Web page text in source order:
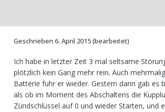
Geschrieben 6. April 2015(bearbeitet)
Ich habe in letzter Zeit 3 mal seltsame
plötzlich kein Gang mehr rein. Auch
Batterie fuhr er wieder. Gestern dann gab es
als ob im Moment des Abschaltens die
Zündschlüssel auf 0 und wieder Starten, und